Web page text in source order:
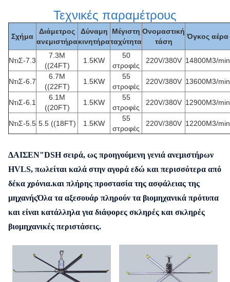
Τεχνικές παραμέτρους
Σχήμα
Διάμετρος
ανεμιστήρα
Δύναμη
κινητήρα
Μέγιστη
ταχύτητα
Ονομαστική
τάση
Όγκος αέρα
ΝτιΣ-7.3
7.3M
((24FT)
1.5KW
50
στροφές
220V/380V 14800M3/min
ΝτιΣ-6.7
6.7M
((22FT)
1.5KW
55
στροφές
220V/380V 13600M3/min
ΝτιΣ-6.1
6.1M
((20FT)
1.5KW
55
στροφές
220V/380V 12900M3/min
ΝτιΣ-5.5 5.5 ((18FT) 1.5KW
55
στροφές
220V/380V 12200M3/min
ΔΑΙΣΕΝ"DSΗ σειρά, ως προηγούμενη γενιά ανεμιστήρων
HVLS, πωλείται καλά στην αγορά εδώ και περισσότερα από
δέκα χρόνια.και πλήρης προστασία της ασφάλειας της
μηχανήςΌλα τα αξεσουάρ πληρούν τα βιομηχανικά πρότυπα
και είναι κατάλληλα για διάφορες σκληρές και σκληρές
βιομηχανικές περιστάσεις.